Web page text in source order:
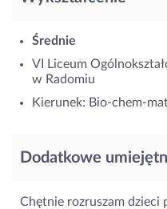
Średnie
VI Liceum
w Radomiu
Kierunek: Bio-chem-
Dodatkowe
Chętnie rozruszam dzieci